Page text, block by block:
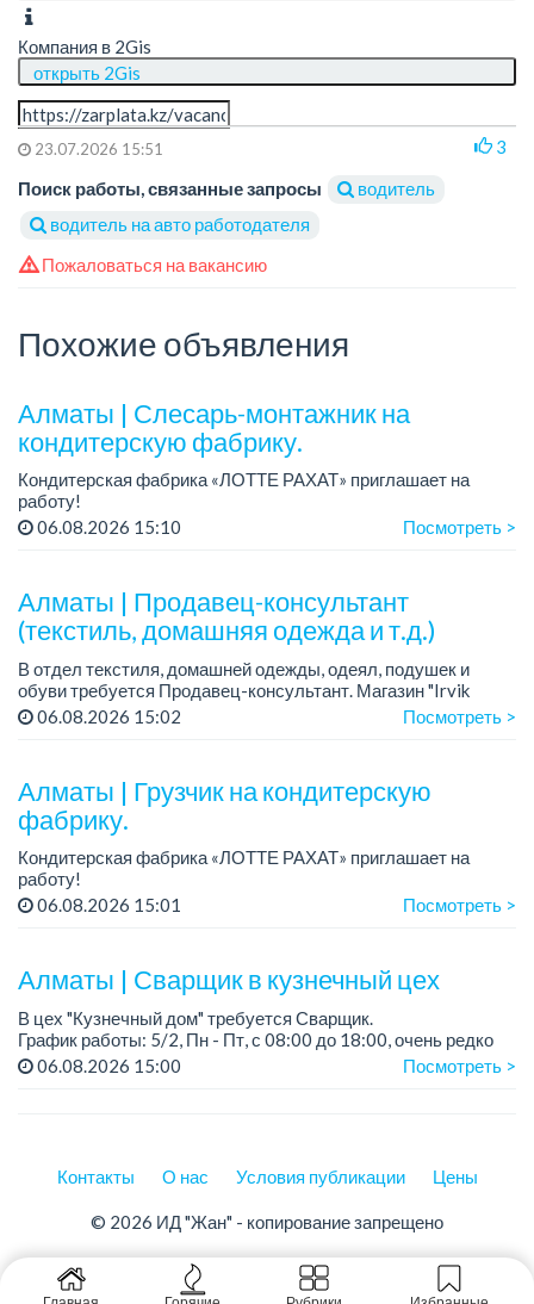
Компания в 2Gis
открыть 2Gis
23.07.2026 15:51
3
Поиск работы, связанные запросы
водитель
водитель на авто работодателя
Пожаловаться на вакансию
Похожие объявления
Алматы | Слесарь-монтажник на
кондитерскую фабрику.
Кондитерская фабрика «ЛОТТЕ РАХАТ» приглашает на
работу!
Зарплата обсуждается на собеседовании.
06.08.2026 15:10 Посмотреть >
Алматы | Продавец-консультант
(текстиль, домашняя одежда и т.д.)
В отдел текстиля, домашней одежды, одеял, подушек и
обуви требуется Продавец-консультант. Магазин "Irvik
Home".
06.08.2026 15:02 Посмотреть >
Алматы | Грузчик на кондитерскую
фабрику.
Кондитерская фабрика «ЛОТТЕ РАХАТ» приглашает на
работу!
График работы: сменный.
06.08.2026 15:01 Посмотреть >
Алматы | Сварщик в кузнечный цех
В цех "Кузнечный дом" требуется Сварщик.
График работы: 5/2, Пн - Пт, с 08:00 до 18:00, очень редко
суббота.
06.08.2026 15:00 Посмотреть >
Контакты О нас Условия публикации Цены
© 2026 ИД "Жан" - копирование запрещено